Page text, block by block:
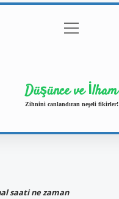
Gizlilik Politikası
menüyü
aç
Düşünce ve İlham
Zihnini canlandıran neşeli fikirler!
saati ne zaman